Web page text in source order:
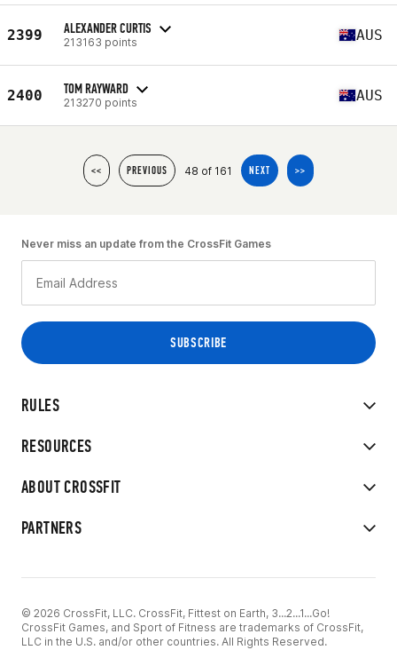
2399 ALEXANDER CURTIS
213163 points AUS
2400 TOM RAYWARD
213270 points AUS
<< PREVIOUS 48 of 161 NEXT >>
RULES
RESOURCES
ABOUT CROSSFIT
PARTNERS
Never miss an update from the CrossFit Games
© 2026 CrossFit, LLC. CrossFit, Fittest on Earth, 3...2...1...Go!
CrossFit Games, and Sport of Fitness are trademarks of CrossFit,
LLC in the U.S. and/or other countries. All Rights Reserved.